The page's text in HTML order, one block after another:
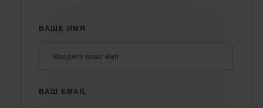
ВАШЕ ИМЯ
ВАШ EMAIL